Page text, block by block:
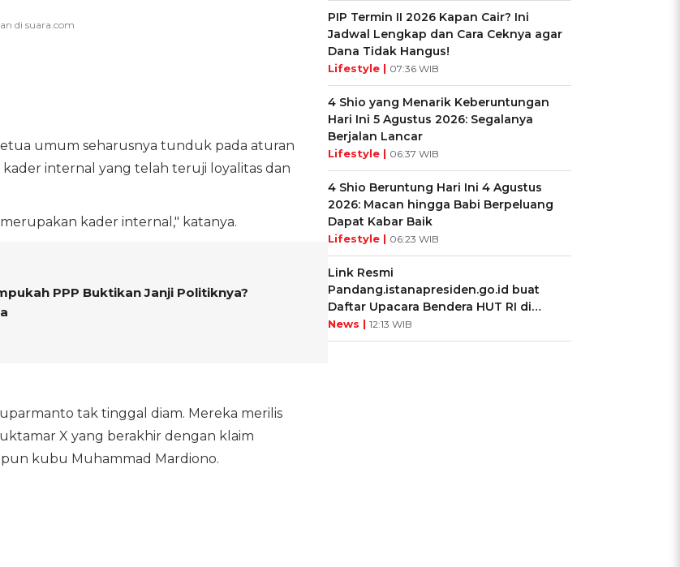
umum seharusnya tunduk pada aturan
kader internal yang telah teruji loyalitas dan
kader internal," katanya.
PPP Buktikan Janji Politiknya?
tak tinggal diam. Mereka merilis
X yang berakhir dengan klaim
kubu Muhammad Mardiono.
PIP Termin II 2026 Kapan Cair? Ini
Jadwal Lengkap dan Cara Ceknya agar
Dana Tidak Hangus!
Lifestyle | 07:36 WIB
4 Shio yang Menarik Keberuntungan
Hari Ini 5 Agustus 2026: Segalanya
Berjalan Lancar
Lifestyle | 06:37 WIB
4 Shio Beruntung Hari Ini 4 Agustus
2026: Macan hingga Babi Berpeluang
Dapat Kabar Baik
Lifestyle | 06:23 WIB
Link Resmi
Pandang.istanapresiden.go.id buat
Daftar Upacara Bendera HUT RI di
Istana Negara
News | 12:13 WIB